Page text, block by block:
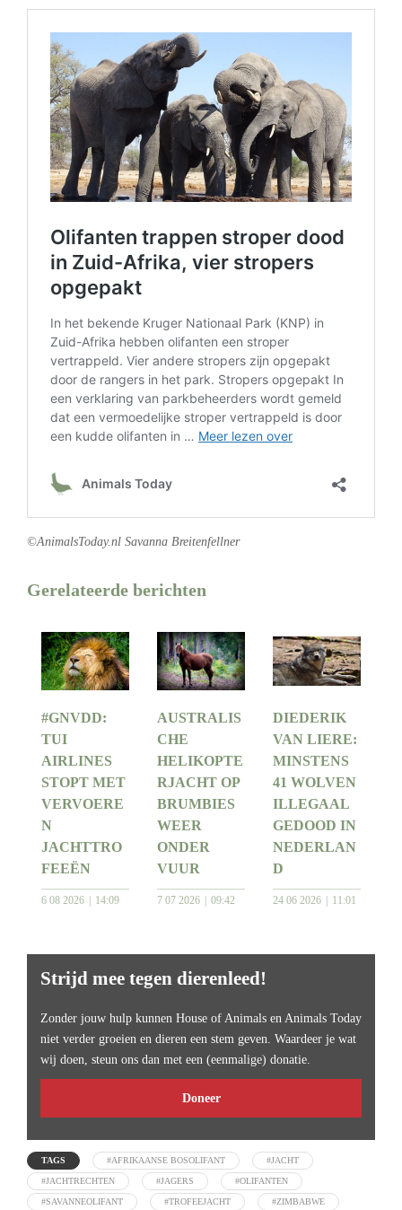
©AnimalsToday.nl Savanna Breitenfellner
Gerelateerde berichten
#GNVDD:
TUI
AIRLINES
STOPT MET
VERVOERE
N
JACHTTRO
FEEËN
6 08 2026 14:09
AUSTRALIS
CHE
HELIKOPTE
RJACHT OP
BRUMBIES
WEER
ONDER
VUUR
7 07 2026 09:42
DIEDERIK
VAN LIERE:
MINSTENS
41 WOLVEN
ILLEGAAL
GEDOOD IN
NEDERLAN
D
24 06 2026 11:01
Strijd mee tegen dierenleed!
Zonder jouw hulp kunnen House of Animals en Animals Today
niet verder groeien en dieren een stem geven. Waardeer je wat
wij doen, steun ons dan met een (eenmalige) donatie.
Doneer
TAGS #AFRIKAANSE BOSOLIFANT #JACHT
#JACHTRECHTEN #JAGERS #OLIFANTEN
#SAVANNEOLIFANT #TROFEEJACHT #ZIMBABWE